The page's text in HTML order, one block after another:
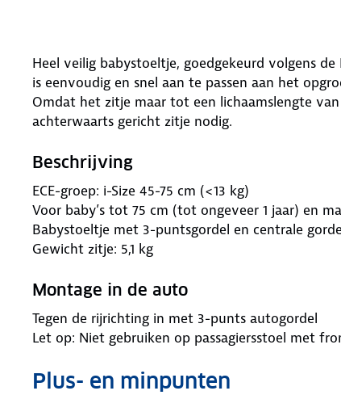
Heel veilig babystoeltje, goedgekeurd volgens
is eenvoudig en snel aan te passen aan het
Omdat het zitje maar tot een lichaamslengte
achterwaarts gericht zitje nodig.
Beschrijving
ECE-groep: i-Size 45-75 cm (<13 kg)
Voor baby’s tot 75 cm (tot ongeveer 1 jaar) en
Babystoeltje met 3-puntsgordel en centrale
Gewicht zitje: 5,1 kg
Montage in de auto
Tegen de rijrichting in met 3-punts autogordel
Let op: Niet gebruiken op passagiersstoel met
Plus- en minpunten